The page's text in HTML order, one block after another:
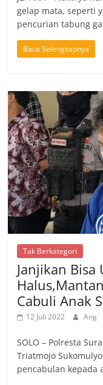
gelap mata, seperti
pencurian tabung
Baca Selengkapnya
Tak Berkategori
Janjikan
Cabuli Anak
12 Juli 2022 Ang
SOLO – Polresta
Triatmojo
pencabulan kepada